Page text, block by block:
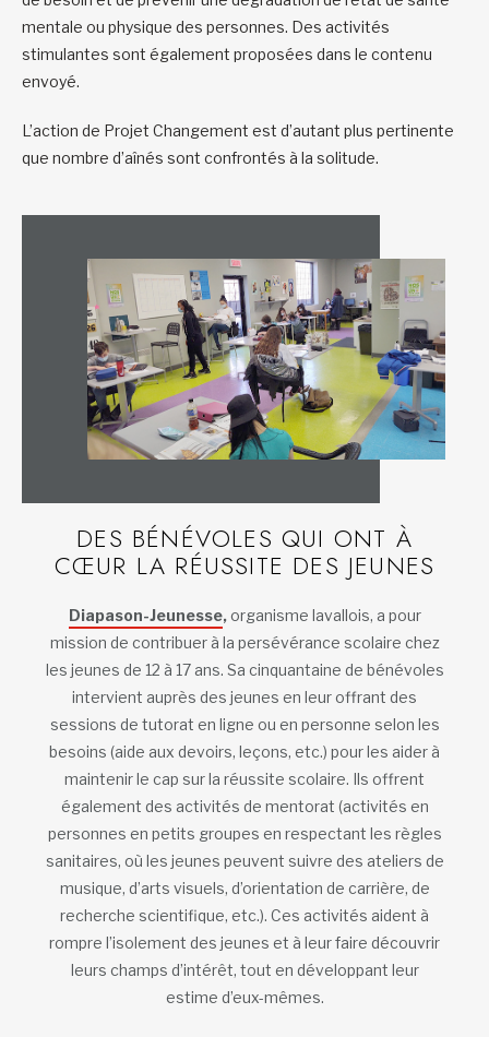
mentale ou physique des personnes. Des activités
stimulantes sont également proposées dans le contenu
envoyé.
L’action de Projet Changement est d’autant plus pertinente
que nombre d’aînés sont confrontés à la solitude.
DES BÉNÉVOLES QUI ONT À
CŒUR LA RÉUSSITE DES JEUNES
Diapason-Jeunesse,organisme lavallois, a pour
mission de contribuer à la persévérance scolaire chez
les jeunes de 12 à 17 ans. Sa cinquantaine de bénévoles
intervient auprès des jeunes en leur offrant des
sessions de tutorat en ligne ou en personne selon les
besoins (aide aux devoirs, leçons, etc.) pour les aider à
maintenir le cap sur la réussite scolaire. Ils offrent
également des activités de mentorat (activités en
personnes en petits groupes en respectant les règles
sanitaires, où les jeunes peuvent suivre des ateliers de
musique, d’arts visuels, d’orientation de carrière, de
recherche scientifique, etc.). Ces activités aident à
rompre l’isolement des jeunes et à leur faire découvrir
leurs champs d’intérêt, tout en développant leur
estime d’eux-mêmes.